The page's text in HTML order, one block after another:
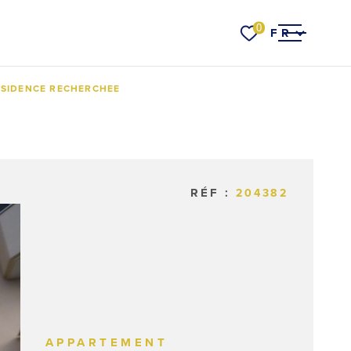
0 Langue
FR
RECHERCHEE
RÉF :204382
APPARTEMENT